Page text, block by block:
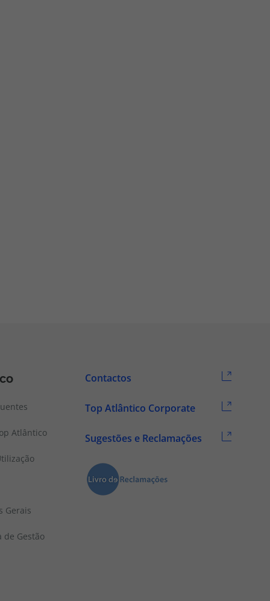
Atlântico
Gerais
de Gestão
Contactos
Top Atlântico Corporate
Sugestões e Reclamações